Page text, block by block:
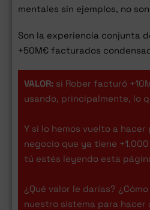
mentales sin ejemplos, no
Son la experiencia conjunta
+50M€ facturados
VALOR: si Rober facturó
usando, principalmente, lo
Y si lo hemos vuelto a
negocio que ya tiene
tú estés leyendo esta
¿Qué valor le darías?
nuestro sistema para hacer